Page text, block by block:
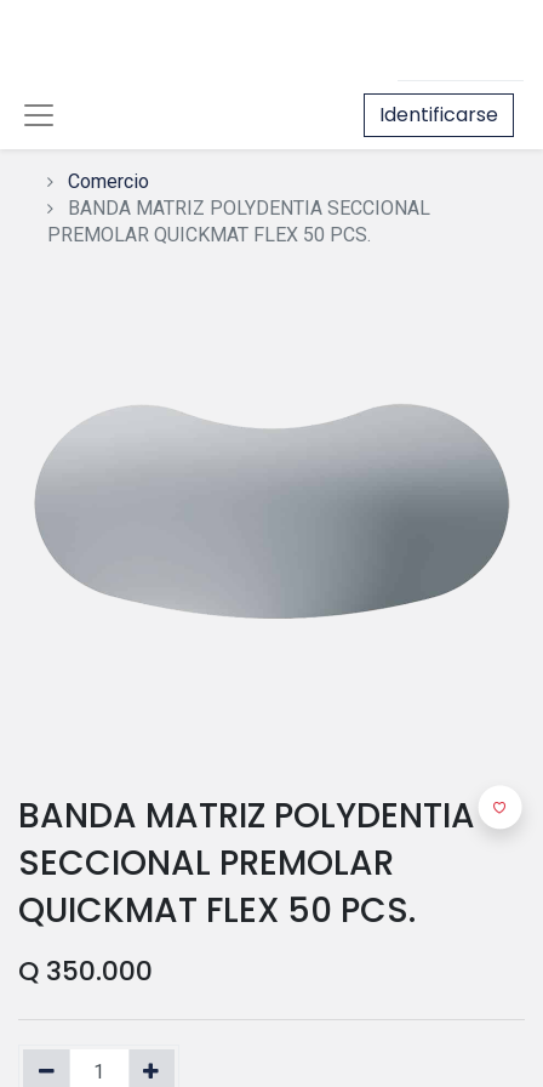
Identificarse
Comercio
BANDA MATRIZ POLYDENTIA SECCIONAL
PREMOLAR QUICKMAT FLEX 50 PCS.
BANDA MATRIZ POLYDENTIA
SECCIONAL PREMOLAR
QUICKMAT FLEX 50 PCS.
Q 350.000